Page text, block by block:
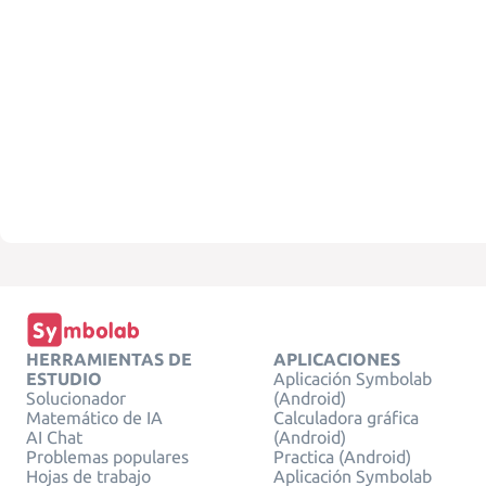
HERRAMIENTAS DE
ESTUDIO
Solucionador
Matemático de IA
AI Chat
Problemas populares
Hojas de trabajo
APLICACIONES
Aplicación Symbolab
(Android)
Calculadora gráfica
(Android)
Practica (Android)
Aplicación Symbolab